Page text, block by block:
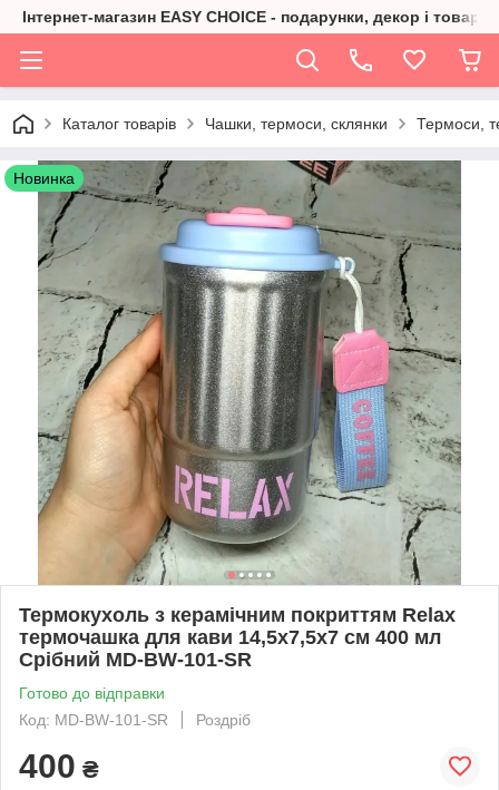
Інтернет-магазин EASY CHOICE - подарунки, декор і товари
Каталог товарів Чашки, термоси, склянки Термоси,
Новинка
Термокухоль з керамічним покриттям Relax
термочашка для кави 14,5х7,5х7 см 400 мл
Срібний MD-BW-101-SR
Готово до відправки
Код: MD-BW-101-SR
Роздріб
400 ₴